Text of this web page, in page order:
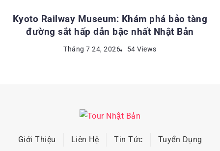
Kyoto Railway Museum: Khám phá bảo tàng
đường sắt hấp dẫn bậc nhất Nhật Bản
Tháng 7 24, 2026 54 Views
Giới Thiệu Liên Hệ Tin Tức Tuyển Dụng